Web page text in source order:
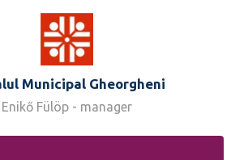
Municipal Gheorgheni
Enikő Fülöp - manager